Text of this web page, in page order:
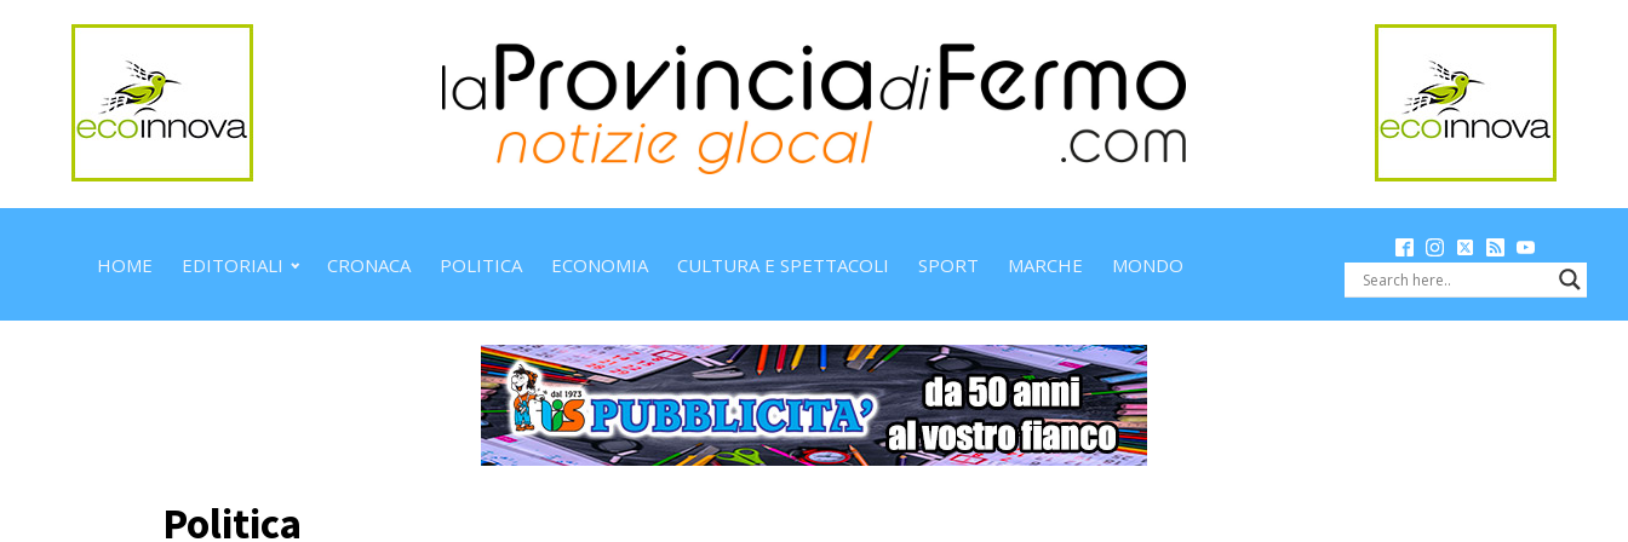
HOME EDITORIALI CRONACA POLITICA ECONOMIA CULTURA E SPETTACOLI SPORT MARCHE MONDO
Politica